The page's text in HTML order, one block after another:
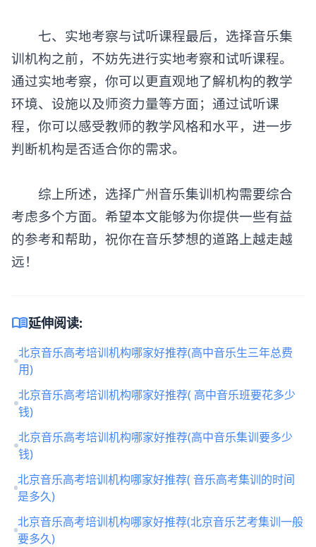
七、实地考察与试听课程最后，选择音乐集
训机构之前，不妨先进行实地考察和试听课程。
通过实地考察，你可以更直观地了解机构的教学
环境、设施以及师资力量等方面；通过试听课
程，你可以感受教师的教学风格和水平，进一步
判断机构是否适合你的需求。
综上所述，选择广州音乐集训机构需要综合
考虑多个方面。希望本文能够为你提供一些有益
的参考和帮助，祝你在音乐梦想的道路上越走越
远！
menu_book延伸阅读:
北京音乐高考培训机构哪家好推荐(高中音乐生三年总费
用)
北京音乐高考培训机构哪家好推荐( 高中音乐班要花多少
钱)
北京音乐高考培训机构哪家好推荐(高中音乐集训要多少
钱)
北京音乐高考培训机构哪家好推荐( 音乐高考集训的时间
是多久)
北京音乐高考培训机构哪家好推荐(北京音乐艺考集训一般
要多久)